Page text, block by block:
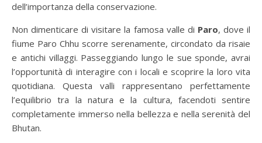
dell’importanza della conservazione.
Non dimenticare di visitare la famosa valle di Paro, dove il
fiume Paro Chhu scorre serenamente, circondato da risaie
e antichi villaggi. Passeggiando lungo le sue sponde, avrai
l’opportunità di interagire con i locali e scoprire la loro vita
quotidiana. Questa valli rappresentano perfettamente
l’equilibrio tra la natura e la cultura, facendoti sentire
completamente immerso nella bellezza e nella serenità del
Bhutan.